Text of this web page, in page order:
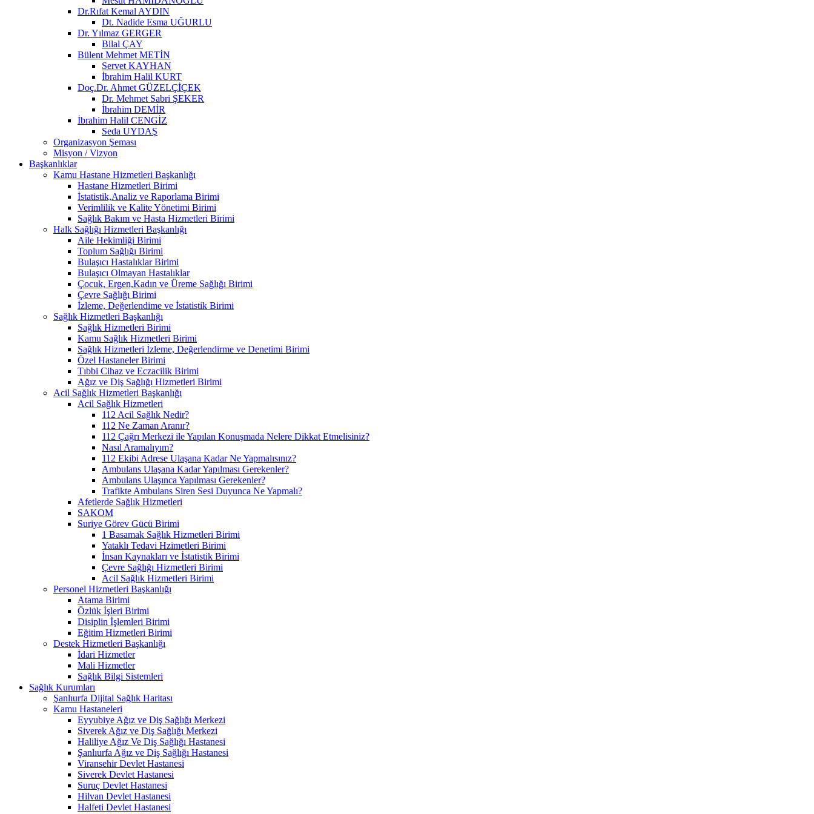
Dr.Rıfat Kemal AYDIN
Dt. Nadide Esma UĞURLU
Dr. Yılmaz GERGER
Bilal ÇAY
Bülent Mehmet METİN
Servet KAYHAN
İbrahim Halil KURT
Doç.Dr. Ahmet GÜZELÇİÇEK
Dr. Mehmet Sabri ŞEKER
İbrahim DEMİR
İbrahim Halil CENGİZ
Seda UYDAŞ
Organizasyon Şeması
Misyon / Vizyon
Başkanlıklar
Kamu Hastane Hizmetleri Başkanlığı
Hastane Hizmetleri Birimi
İstatistik,Analiz ve Raporlama Birimi
Verimlilik ve Kalite Yönetimi Birimi
Sağlık Bakım ve Hasta Hizmetleri Birimi
Halk Sağlığı Hizmetleri Başkanlığı
Aile Hekimliği Birimi
Toplum Sağlığı Birimi
Bulaşıcı Hastalıklar Birimi
Bulaşıcı Olmayan Hastalıklar
Çocuk, Ergen,Kadın ve Üreme Sağlığı Birimi
Çevre Sağlığı Birimi
İzleme, Değerlendime ve İstatistik Birimi
Sağlık Hizmetleri Başkanlığı
Sağlık Hizmetleri Birimi
Kamu Sağlık Hizmetleri Birimi
Sağlık Hizmetleri İzleme, Değerlendirme ve Denetimi Birimi
Özel Hastaneler Birimi
Tıbbi Cihaz ve Eczacilik Birimi
Ağız ve Diş Sağlığı Hizmetleri Birimi
Acil Sağlık Hizmetleri Başkanlığı
Acil Sağlık Hizmetleri
112 Acil Sağlık Nedir?
112 Ne Zaman Aranır?
112 Çağrı Merkezi ile Yapılan Konuşmada Nelere Dikkat Etmelisiniz?
Nasıl Aramalıyım?
112 Ekibi Adrese Ulaşana Kadar Ne Yapmalısınız?
Ambulans Ulaşana Kadar Yapılması Gerekenler?
Ambulans Ulaşınca Yapılması Gerekenler?
Trafikte Ambulans Siren Sesi Duyunca Ne Yapmalı?
Afetlerde Sağlık Hizmetleri
SAKOM
Suriye Görev Gücü Birimi
1 Basamak Sağlık Hizmetleri Birimi
Yataklı Tedavi Hzimetleri Birimi
İnsan Kaynakları ve İstatistik Birimi
Çevre Sağlığı Hizmetleri Birimi
Acil Sağlık Hizmetleri Birimi
Personel Hizmetleri Başkanlığı
Atama Birimi
Özlük İşleri Birimi
Disiplin İşlemleri Birimi
Eğitim Hizmetleri Birimi
Destek Hizmetleri Başkanlığı
İdari Hizmetler
Mali Hizmetler
Sağlık Bilgi Sistemleri
Sağlık Kurumları
Şanlıurfa Dijital Sağlık Haritası
Kamu Hastaneleri
Eyyubiye Ağız ve Diş Sağlığı Merkezi
Siverek Ağız ve Diş Sağlığı Merkezi
Haliliye Ağız Ve Diş Sağlığı Hastanesi
Şanlıurfa Ağız ve Diş Sağlığı Hastanesi
Viransehir Devlet Hastanesi
Siverek Devlet Hastanesi
Suruç Devlet Hastanesi
Hilvan Devlet Hastanesi
Halfeti Devlet Hastanesi